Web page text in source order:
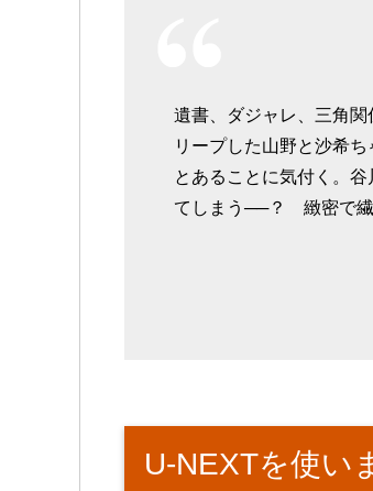
遺書、ダジャレ、三角
リープした山野と沙希
とあることに気付く。
てしまう──？ 緻密で繊
U-NEXTを使い